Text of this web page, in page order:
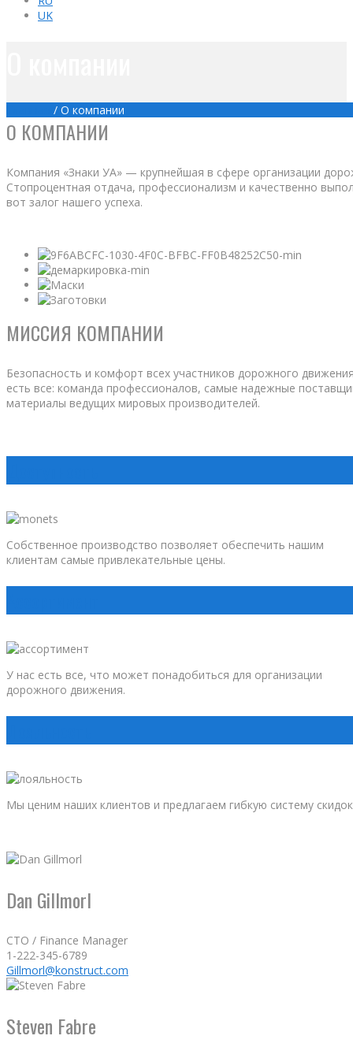
UK
/ О компании
О КОМПАНИИ
Компания «Знаки УА» — крупнейшая в сфере организации
Стопроцентная отдача, профессионализм и качественно
вот залог нашего успеха.
МИССИЯ КОМПАНИИ
Безопасность и комфорт всех участников дорожного
есть все: команда профессионалов, самые надежные
материалы ведущих мировых производителей.
Собственное производство позволяет обеспечить нашим
клиентам самые привлекательные цены.
У нас есть все, что может понадобиться для организации
дорожного движения.
Мы ценим наших клиентов и предлагаем гибкую систему
Dan Gillmorl
CTO / Finance Manager
1-222-345-6789
Gillmorl@konstruct.com
Steven Fabre